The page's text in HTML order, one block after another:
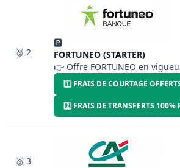
🥈 2
🅿
FORTUNEO (STARTER)
👉 Offre FORTUNEO en
1️⃣ FRAIS DE COURTAGE
2️⃣ FRAIS DE TRANSFERTS
🥉 3